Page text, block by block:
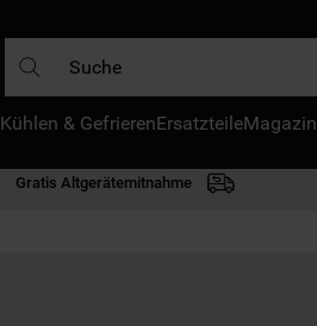
Kühlen & GefrierenErsatzteileMagazin
Gratis Altgerätemitnahme
DIE HÄUFIGSTEN SUCHANFRAGEN